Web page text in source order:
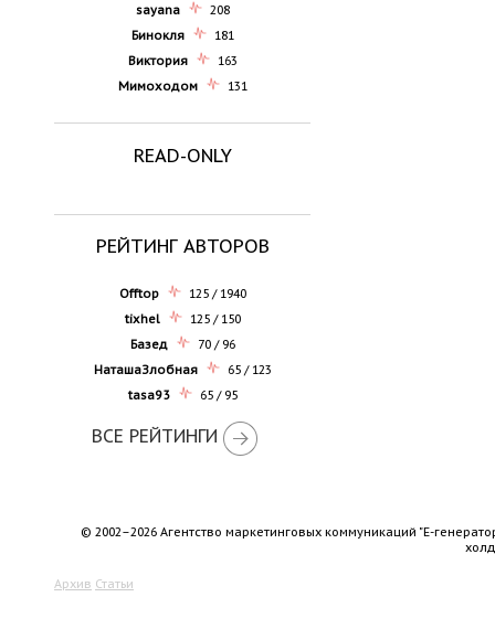
sayana
208
Бинокля
181
Виктория
163
Мимоходом
131
READ-ONLY
РЕЙТИНГ АВТОРОВ
Offtop
125 / 1940
tixhel
125 / 150
Базед
70 / 96
НаташаЗлобная
65 / 123
tasa93
65 / 95
ВСЕ РЕЙТИНГИ
© 2002–2026 Агентство маркетинговых коммуникаций "Е-
Архив Статьи